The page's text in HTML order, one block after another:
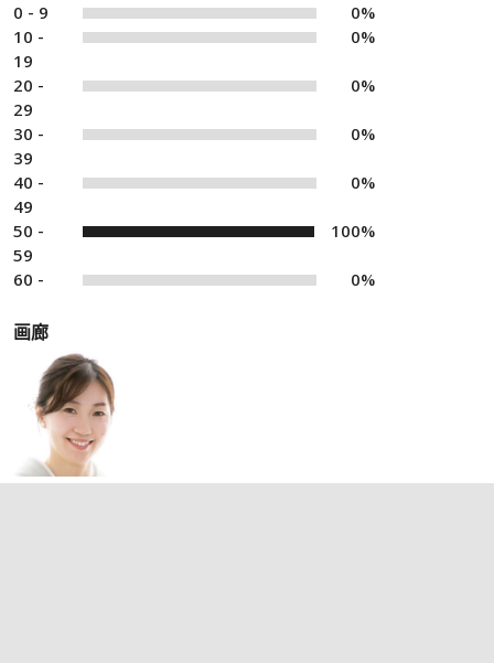
0 - 9
0%
10 -
19
0%
20 -
29
0%
30 -
39
0%
40 -
49
0%
50 -
59
100%
60 - 0%
画廊